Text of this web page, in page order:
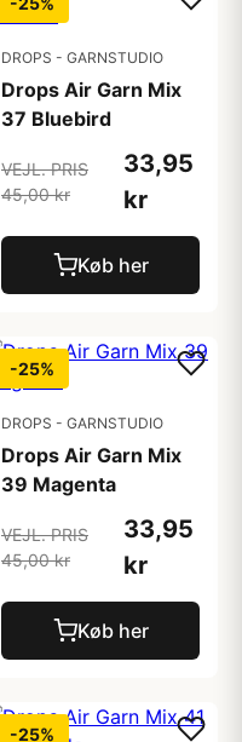
DROPS - GARNSTUDIO
Drops Air Garn Mix
37 Bluebird
VEJL. PRIS
45,00 kr
33,95
kr
Køb her
-25%
DROPS - GARNSTUDIO
Drops Air Garn Mix
39 Magenta
VEJL. PRIS
45,00 kr
33,95
kr
Køb her
-25%